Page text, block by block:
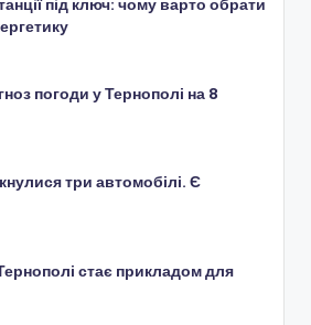
під ключ: чому варто обрати
погоди у Тернополі на 8
три автомобілі. Є
стає прикладом для